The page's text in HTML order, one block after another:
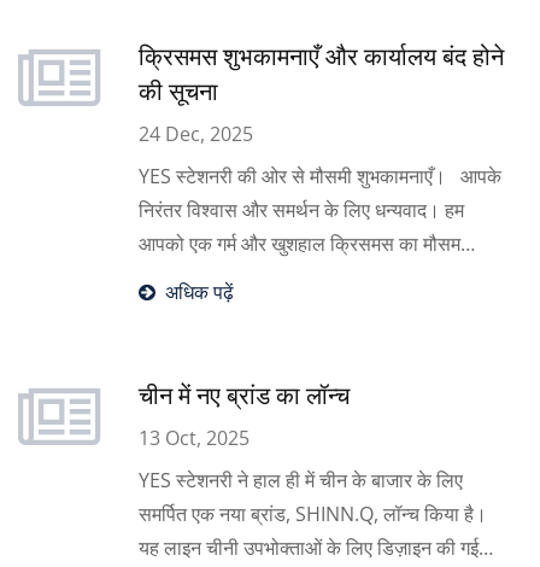
क्रिसमस शुभकामनाएँ और कार्यालय बंद होने
की सूचना
24 Dec, 2025
YES स्टेशनरी की ओर से मौसमी शुभकामनाएँ। आपके
निरंतर विश्वास और समर्थन के लिए धन्यवाद। हम
आपको एक गर्म और खुशहाल क्रिसमस का मौसम
wünschen करते हैं। कृपया ध्यान दें कि हमारा
कार्यालय गुरुवार, 25 दिसंबर, 2025 को सार्वजनिक
जारी रखने की उम्मीद करते हैं।
अधिक पढ़ें
चीन में नए ब्रांड का लॉन्च
13 Oct, 2025
YES स्टेशनरी ने हाल ही में चीन के बाजार के लिए
समर्पित एक नया ब्रांड, SHINN.Q, लॉन्च किया है।
यह लाइन चीनी उपभोक्ताओं के लिए डिज़ाइन की गई